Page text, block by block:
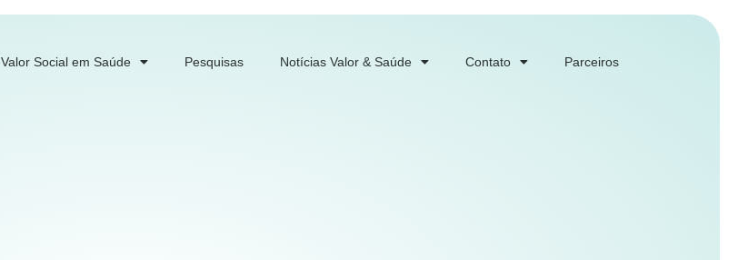
Valor Social em Saúde Pesquisas Notícias Valor & Saúde Contato Parceiros